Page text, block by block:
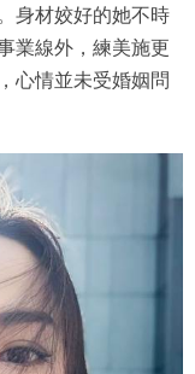
身材姣好的她不時
業線外，練美施更
心情並未受婚姻問